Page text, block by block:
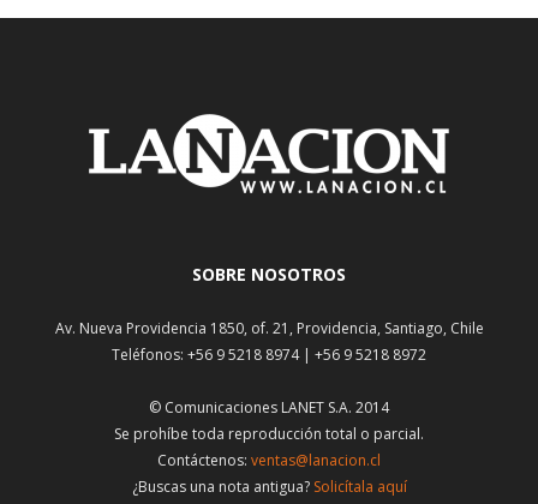
SOBRE NOSOTROS
Av. Nueva Providencia 1850, of. 21, Providencia, Santiago, Chile
Teléfonos: +56 9 5218 8974 | +56 9 5218 8972
© Comunicaciones LANET S.A. 2014
Se prohíbe toda reproducción total o parcial.
Contáctenos: ventas@lanacion.cl
¿Buscas una nota antigua? Solicítala aquí